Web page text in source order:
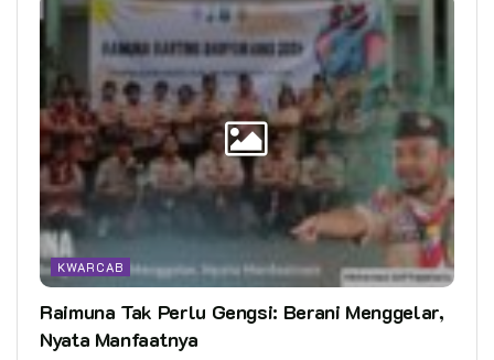
KWARCAB
Raimuna Tak Perlu Gengsi: Berani Menggelar,
Nyata Manfaatnya